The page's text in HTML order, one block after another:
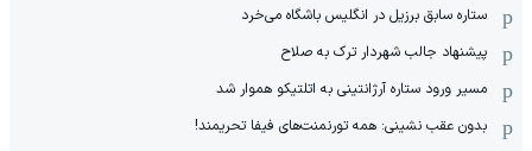
ستاره سابق برزیل در انگلیس باشگاه می‌خرد
پیشنهاد جالب شهردار ترک به صلاح
مسیر ورود ستاره آرژانتینی به اتلتیکو هموار شد
بدون عقب نشینی: همه تورنمنت‌های فیفا تحریمند!